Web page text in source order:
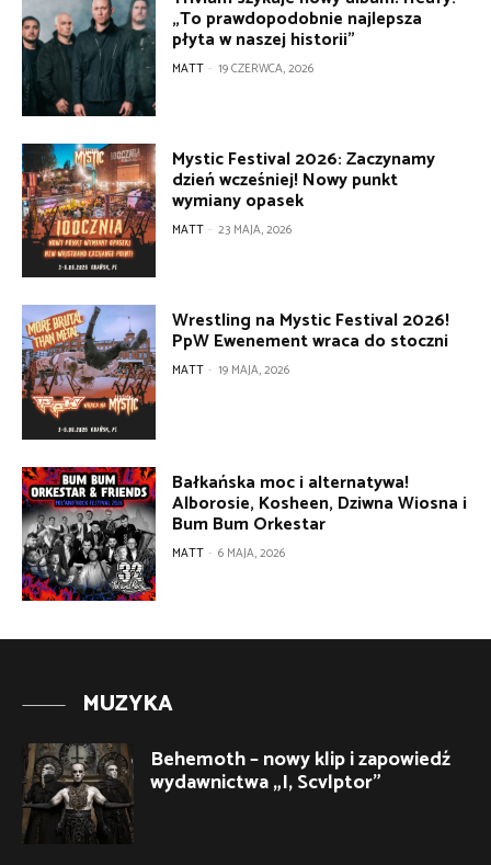
„To prawdopodobnie najlepsza
płyta w naszej historii”
MATT - 19 CZERWCA, 2026
Mystic Festival 2026: Zaczynamy
dzień wcześniej! Nowy punkt
wymiany opasek
MATT - 23 MAJA, 2026
Wrestling na Mystic Festival 2026!
PpW Ewenement wraca do stoczni
MATT - 19 MAJA, 2026
Bałkańska moc i alternatywa!
Alborosie, Kosheen, Dziwna Wiosna i
Bum Bum Orkestar
MATT - 6 MAJA, 2026
MUZYKA
Behemoth – nowy klip i zapowiedź
wydawnictwa „I, Scvlptor”